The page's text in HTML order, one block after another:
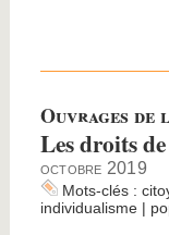
Ouvrages
Les droits
octobre 2019
Mots-clés :
individualisme |